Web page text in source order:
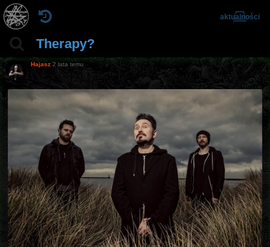
Therapy?
aktualności
Hajasz 2 lata temu